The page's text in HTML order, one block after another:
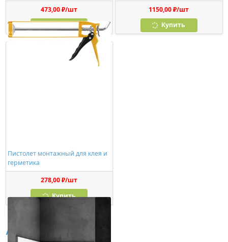
473,00 ₽/шт
Купить
1150,00 ₽/шт
Купить
Пистолет монтажный для клея и
герметика
278,00 ₽/шт
Купить
Аналоги